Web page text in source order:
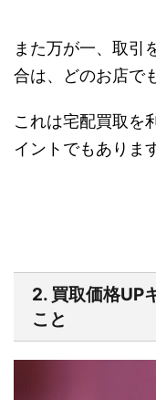
また万が一、取引
合は、どのお店で
これは宅配買取を
イントでもありま
2. 買取価格UP
こと